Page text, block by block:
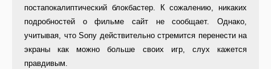
постапокалиптический блокбастер. К сожалению, никаких
подробностей о фильме сайт не сообщает. Однако,
учитывая, что Sony действительно стремится перенести на
экраны как можно больше своих игр, слух кажется
правдивым.